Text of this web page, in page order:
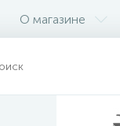
О магазине